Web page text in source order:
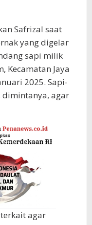
Safrizal saat
yang digelar
sapi milik
Kecamatan Jaya
2025. Sapi-
dimintanya, agar
agar